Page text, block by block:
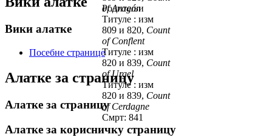
of Aragón
Титуле : изм
809 и 820, Count
of Conflent
Титуле : изм
820 и 839, Count
of Urgel
Титуле : изм
820 и 839, Count
of Cerdagne
Смрт: 841
Родитељи
Вики алатке
Посебне странице
Алатке за страницу
Алатке за страницу
Алатке за корисничку страницу